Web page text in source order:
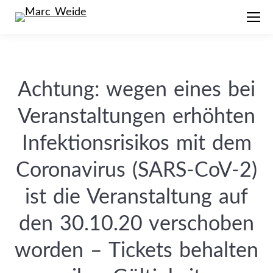
Achtung: wegen eines bei
Veranstaltungen erhöhten
Infektionsrisikos mit dem
Coronavirus (SARS-CoV-2)
ist die Veranstaltung auf
den 30.10.20 verschoben
worden – Tickets behalten